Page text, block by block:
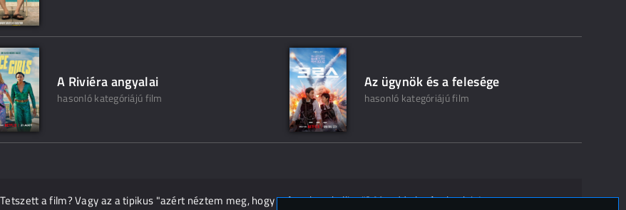
A Riviéra angyalai
hasonló kategóriájú film
Az ügynök és a felesége
hasonló kategóriájú film
Tetszett a film? Vagy az a tipikus "azért néztem meg, hogy másnak ne kelljen"? Mondd el másoknak is!